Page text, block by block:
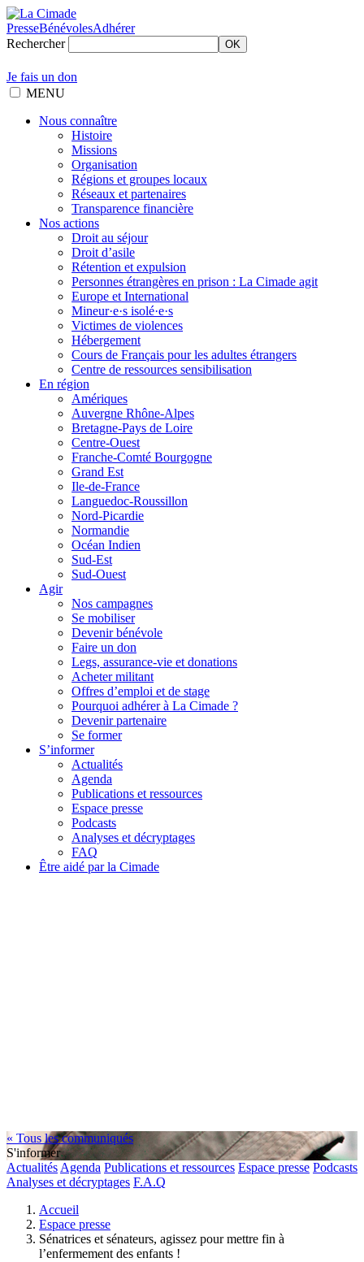
PresseBénévolesAdhérer
Rechercher
OK
Je fais un don
MENU
Nous connaître
Histoire
Missions
Organisation
Régions et groupes locaux
Réseaux et partenaires
Transparence financière
Nos actions
Droit au séjour
Droit d’asile
Rétention et expulsion
Personnes étrangères en prison : La Cimade agit
Europe et International
Mineur·e·s isolé·e·s
Victimes de violences
Hébergement
Cours de Français pour les adultes étrangers
Centre de ressources sensibilisation
En région
Amériques
Auvergne Rhône-Alpes
Bretagne-Pays de Loire
Centre-Ouest
Franche-Comté Bourgogne
Grand Est
Ile-de-France
Languedoc-Roussillon
Nord-Picardie
Normandie
Océan Indien
Sud-Est
Sud-Ouest
Agir
Nos campagnes
Se mobiliser
Devenir bénévole
Faire un don
Legs, assurance-vie et donations
Acheter militant
Offres d’emploi et de stage
Pourquoi adhérer à La Cimade ?
Devenir partenaire
Se former
S’informer
Actualités
Agenda
Publications et ressources
Espace presse
Podcasts
Analyses et décryptages
FAQ
Être aidé par la Cimade
« Tous les communiqués
S'informer
Actualités Agenda Publications et ressources Espace presse Podcasts
Analyses et décryptages F.A.Q
Accueil
Espace presse
Sénatrices et sénateurs, agissez pour mettre fin à
l’enfermement des enfants !